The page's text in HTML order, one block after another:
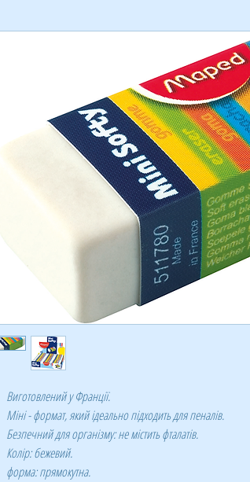
Виготовлений у Франції.
Міні - формат, який ідеально підходить для пеналів.
Безпечний для організму: не містить фталатів.
Колір: бежевий.
форма: прямокутна.